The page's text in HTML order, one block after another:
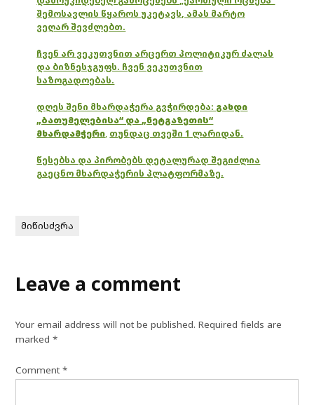
შემოსავლის წყაროს უკეტავს, ამას მარტო
ვეღარ შევძლებთ.
ჩვენ არ ვეკუთვნით არცერთ პოლიტიკურ ძალას
და ბიზნესჯგუფს. ჩვენ ვეკუთვნით
საზოგადოებას.
დღეს შენი მხარდაჭერა გვჭირდება: გახდი
„ბათუმელებისა“ და „ნეტგაზეთის“
მხარდამჭერი, თუნდაც თვეში 1 ლარიდან.
წესებსა და პირობებს დეტალურად შეგიძლია
გაეცნო მხარდაჭერის პლატფორმაზე.
მიწისძვრა
Leave a comment
Your email address will not be published. Required fields are
marked*
Comment*